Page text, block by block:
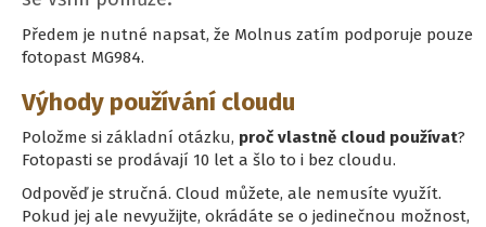
Předem je nutné napsat, že Molnus zatím podporuje pouze
fotopast MG984.
Výhody používání cloudu
Položme si základní otázku, proč vlastně cloud používat?
Fotopasti se prodávají 10 let a šlo to i bez cloudu.
Odpověď je stručná. Cloud můžete, ale nemusíte využít.
Pokud jej ale nevyužijte, okrádáte se o jedinečnou možnost,